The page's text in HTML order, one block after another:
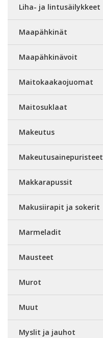
Liha- ja lintusäilykkeet
Maapähkinät
Maapähkinävoit
Maitokaakaojuomat
Maitosuklaat
Makeutus
Makeutusainepuristeet
Makkarapussit
Makusiirapit ja sokerit
Marmeladit
Mausteet
Murot
Muut
Myslit ja jauhot